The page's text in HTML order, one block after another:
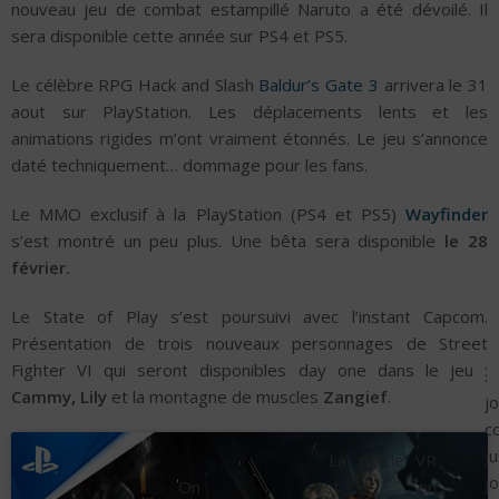
nouveau jeu de combat estampillé Naruto a été dévoilé. Il
sera disponible cette année sur PS4 et PS5.
Le célèbre RPG Hack and Slash Baldur’s Gate 3 arrivera le 31
aout sur PlayStation. Les déplacements lents et les
animations rigides m’ont vraiment étonnés. Le jeu s’annonce
daté techniquement… dommage pour les fans.
Le MMO exclusif à la PlayStation (PS4 et PS5) Wayfinder
s’est montré un peu plus. Une bêta sera disponible le 28
février.
Le State of Play s’est poursuivi avec l’instant Capcom.
Présentation de trois nouveaux personnages de Street
Fighter VI qui seront disponibles day one dans le jeu :
Cammy, Lily et la montagne de muscles Zangief.
. La partie VR
est en
.